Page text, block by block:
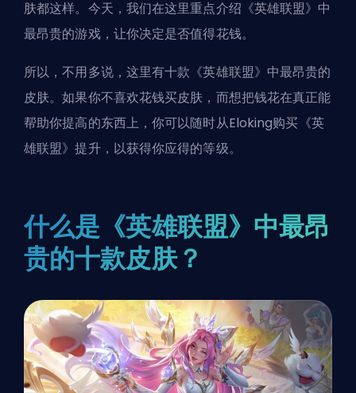
肤都这样。今天，我们在这里重点介绍《英雄联盟》中
最昂贵的游戏，让你决定是否值得花钱。
所以，不用多说，这里有十款《英雄联盟》中最昂贵的
皮肤。如果你不喜欢花钱买皮肤，而想把钱花在真正能
帮助你提高的东西上，你可以随时从Eloking购买《英
雄联盟》提升，以获得你应得的等级。
什么是《英雄联盟》中最昂
贵的十款皮肤？